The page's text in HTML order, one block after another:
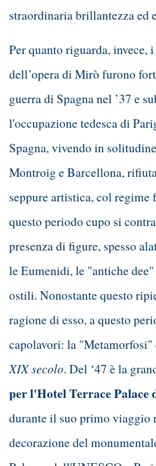
straordinaria brillantezza ed
Per quanto riguarda, invece,
dell’opera di Mirò furono
guerra di Spagna nel ’37 e
l'occupazione tedesca di
Spagna, vivendo in
Montroig e Barcellona,
seppure artistica, col regime
questo periodo cupo si
presenza di figure, spesso
le Eumenidi, le "antiche
ostili. Nonostante questo
ragione di esso, a questo
capolavori: la "Metamorfosi"
XIX secolo. Del ‘47 è la
per l'Hotel Terrace Palace
durante il suo primo viaggio
decorazione del